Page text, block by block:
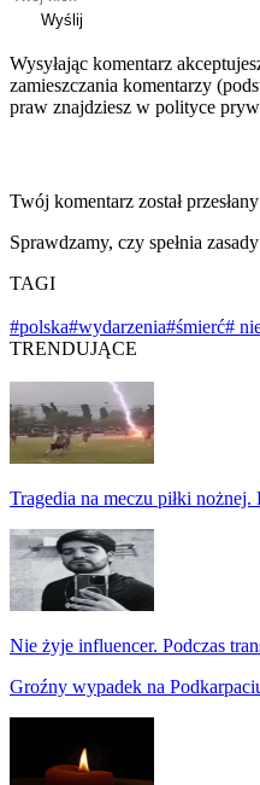
Wyślij
Wysyłając komentarz
zamieszczania komentarzy
praw znajdziesz w polityce
Twój komentarz został
Sprawdzamy, czy spełnia
TAGI
#polska#wydarzenia#śmierć#
TRENDUJĄCE
Tragedia na meczu piłki
Nie żyje influencer. Podczas
Groźny wypadek na